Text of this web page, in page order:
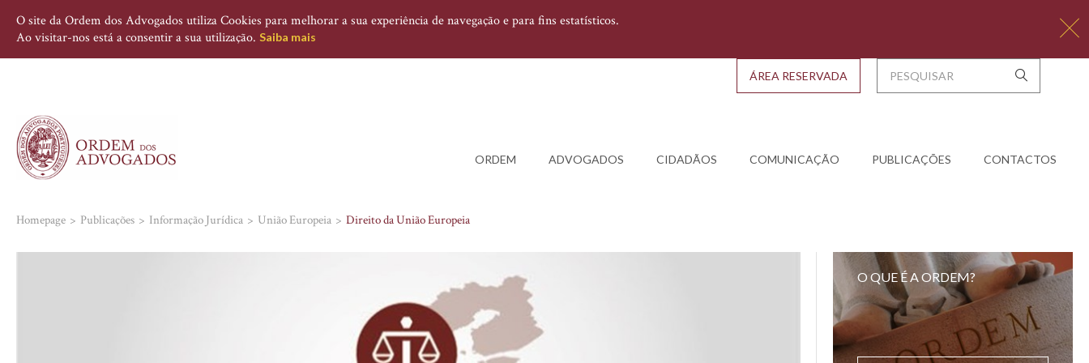
O site da Ordem dos Advogados utiliza Cookies para melhorar a sua experiência de navegação e para fins estatísticos.
Ao visitar-nos está a consentir a sua utilização. Saiba mais
ORDEM ADVOGADOS CIDADÃOS COMUNICAÇÃO PUBLICAÇÕES CONTACTOS
ÁREA RESERVADA
Homepage Publicações Informação Jurídica União Europeia Direito da União Europeia
O QUE É A ORDEM?